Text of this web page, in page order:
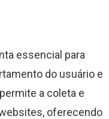
essencial para
do usuário e
a coleta e
oferecendo